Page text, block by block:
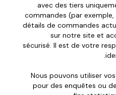
avec des tiers
commandes (par
détails de commandes
sur notre site et
sécurisé. Il est de votre
Nous pouvons utiliser
pour des enquêtes ou